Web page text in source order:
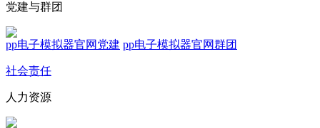
党建与群团
pp电子模拟器官网党建 pp电子模拟器官网群团
社会责任
人力资源